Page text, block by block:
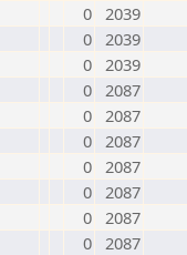
0 2039
0 2039
0 2039
0 2087
0 2087
0 2087
0 2087
0 2087
0 2087
0 2087